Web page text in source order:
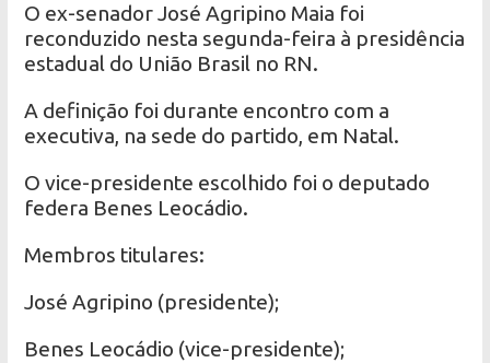
O ex-senador José Agripino Maia foi
reconduzido nesta segunda-feira à presidência
estadual do União Brasil no RN.
A definição foi durante encontro com a
executiva, na sede do partido, em Natal.
O vice-presidente escolhido foi o deputado
federa Benes Leocádio.
Membros titulares:
José Agripino (presidente);
Benes Leocádio (vice-presidente);